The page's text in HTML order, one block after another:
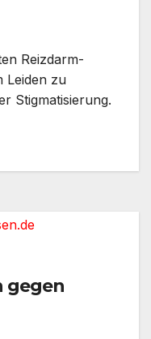
Reizdarm-
Leiden zu
Stigmatisierung.
gegen